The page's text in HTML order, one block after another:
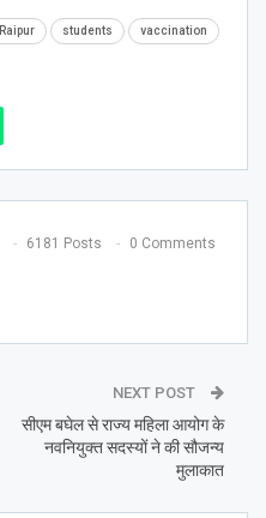
Raipur students vaccination
6181 Posts 0 Comments
NEXT POST
सीएम बघेल से राज्य महिला आयोग के
नवनियुक्त सदस्यों ने की सौजन्य
मुलाकात